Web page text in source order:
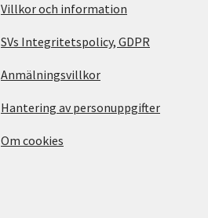
Villkor och information
SVs Integritetspolicy, GDPR
Anmälningsvillkor
Hantering av personuppgifter
Om cookies